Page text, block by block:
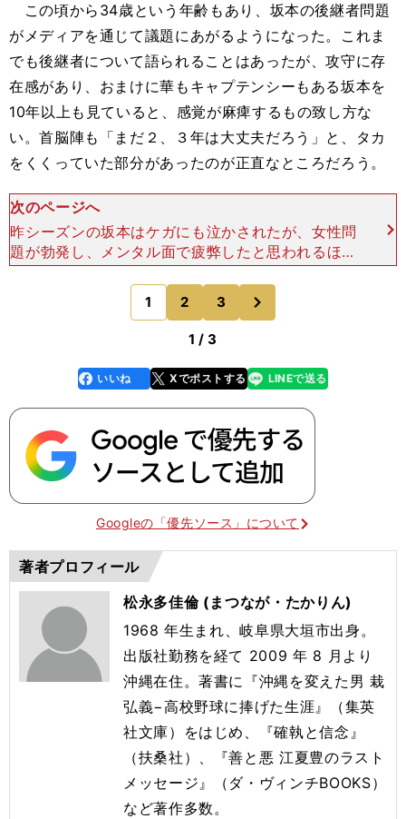
この頃から34歳という年齢もあり、坂本の後継者問題
がメディアを通じて議題にあがるようになった。これま
でも後継者について語られることはあったが、攻守に存
在感があり、おまけに華もキャプテンシーもある坂本を
10年以上も見ていると、感覚が麻痺するもの致し方な
い。首脳陣も「まだ２、３年は大丈夫だろう」と、タカ
をくくっていた部分があったのが正直なところだろう。
次のページへ
昨シーズンの坂本はケガにも泣かされたが、女性問
題が勃発し、メンタル面で疲弊したと思われるほど
SNSで大紛糾したことは記憶に新しい。この件につ
いて、広岡はフロントの責任だとまくし立てた。
「独身である坂
1 2 3
1 / 3
faceboo
k
いいね Xでポストする
line LINEで送る
Googleの「優先ソース」について
著者プロフィール
松永多佳倫 (まつなが・たかりん)
1968 年生まれ、岐阜県大垣市出身。
出版社勤務を経て 2009 年 8 月より
沖縄在住。著書に『沖縄を変えた男 栽
弘義−高校野球に捧げた生涯』（集英
社文庫）をはじめ、『確執と信念』
（扶桑社）、『善と悪 江夏豊のラスト
メッセージ』（ダ・ヴィンチBOOKS）
など著作多数。